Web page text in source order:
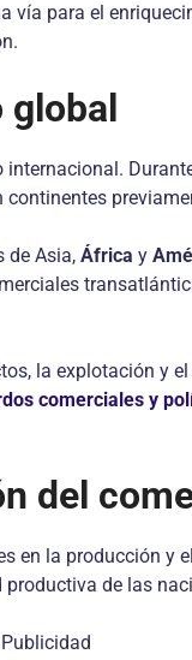
para el
global
de Asia, África y
la explotación y
comerciales y
del
en la producción y
de las
Publicidad